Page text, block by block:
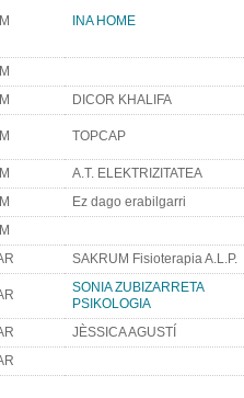
INA HOME
DICOR KHALIFA
TOPCAP
A.T. ELEKTRIZITATEA
Ez dago erabilgarri
SAKRUM Fisioterapia A.L.P.
SONIA ZUBIZARRETA
PSIKOLOGIA
JÈSSICA AGUSTÍ